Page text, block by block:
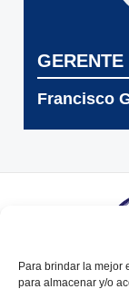
Para brindar la mejor
para almacenar y/o
Francisco